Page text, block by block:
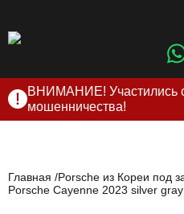
ВНИМАНИЕ! Участились
мошенничества!
нами по официальным
и на сайте
Главная
Porsche из Кореи под
Porsche Cayenne 2023 silver gray